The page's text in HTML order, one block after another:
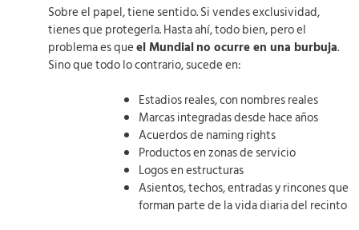
Sobre el papel, tiene sentido. Si vendes exclusividad,
tienes que protegerla. Hasta ahí, todo bien, pero el
problema es queel Mundialno ocurre en una burbuja.
Sino que todo lo contrario, sucede en:
Estadios reales, con nombres reales
Marcas integradas desde hace años
Acuerdos de naming rights
Productos en zonas de servicio
Logos en estructuras
Asientos, techos, entradas y rincones que
forman parte de la vida diaria del recinto